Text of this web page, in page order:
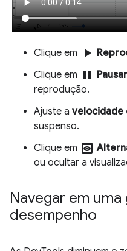
Clique em play_arrow
Clique em pause Pausar
reprodução.
Ajuste a velocidade
suspenso.
Clique em preview
ou ocultar a
Navegar em
desempenho